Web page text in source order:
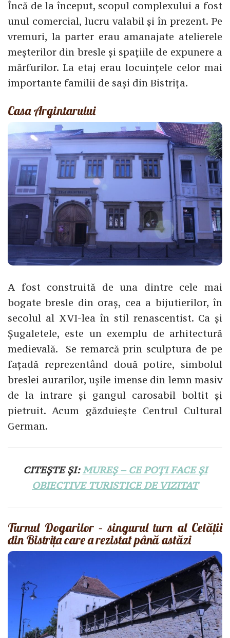
Încă de la început, scopul complexului a fost
unul comercial, lucru valabil și în prezent. Pe
vremuri, la parter erau amanajate atelierele
meșterilor din bresle și spațiile de expunere a
mărfurilor. La etaj erau locuințele celor mai
importante familii de sași din Bistrița.
Casa Argintarului
A fost construită de una dintre cele mai
bogate bresle din oraș, cea a bijutierilor, în
secolul al XVI-lea în stil renascentist. Ca și
Șugaletele, este un exemplu de arhitectură
medievală. Se remarcă prin sculptura de pe
fațadă reprezentând două potire, simbolul
breslei aurarilor, ușile imense din lemn masiv
de la intrare și gangul carosabil boltit și
pietruit. Acum găzduieşte Centrul Cultural
German.
CITEȘTE ȘI:MUREȘ – CE POȚI FACE ȘI
OBIECTIVE TURISTICE DE VIZITAT
Turnul Dogarilor – singurul turn al Cetății
din Bistrița care a rezistat până astăzi